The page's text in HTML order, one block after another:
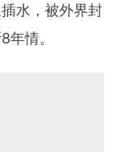
水，被外界封
情。